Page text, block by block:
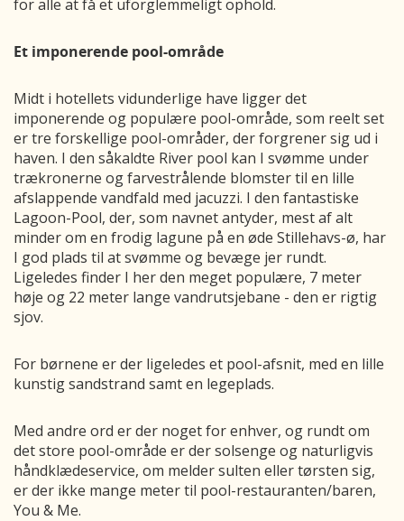
for alle at få et uforglemmeligt ophold.
Et imponerende pool-område
Midt i hotellets vidunderlige have ligger det
imponerende og populære pool-område, som reelt set
er tre forskellige pool-områder, der forgrener sig ud i
haven. I den såkaldte River pool kan I svømme under
trækronerne og farvestrålende blomster til en lille
afslappende vandfald med jacuzzi. I den fantastiske
Lagoon-Pool, der, som navnet antyder, mest af alt
minder om en frodig lagune på en øde Stillehavs-ø, har
I god plads til at svømme og bevæge jer rundt.
Ligeledes finder I her den meget populære, 7 meter
høje og 22 meter lange vandrutsjebane - den er rigtig
sjov.
For børnene er der ligeledes et pool-afsnit, med en lille
kunstig sandstrand samt en legeplads.
Med andre ord er der noget for enhver, og rundt om
det store pool-område er der solsenge og naturligvis
håndklædeservice, om melder sulten eller tørsten sig,
er der ikke mange meter til pool-restauranten/baren,
You & Me.